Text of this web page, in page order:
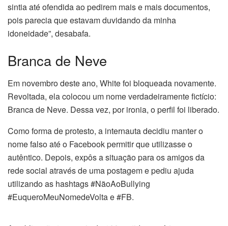
sintia até ofendida ao pedirem mais e mais documentos,
pois parecia que estavam duvidando da minha
idoneidade”, desabafa.
Branca de Neve
Em novembro deste ano, White foi bloqueada novamente.
Revoltada, ela colocou um nome verdadeiramente fictício:
Branca de Neve. Dessa vez, por ironia, o perfil foi liberado.
Como forma de protesto, a internauta decidiu manter o
nome falso até o Facebook permitir que utilizasse o
autêntico. Depois, expôs a situação para os amigos da
rede social através de uma postagem e pediu ajuda
utilizando as hashtags #NãoAoBullying
#EuqueroMeuNomedeVolta e #FB.